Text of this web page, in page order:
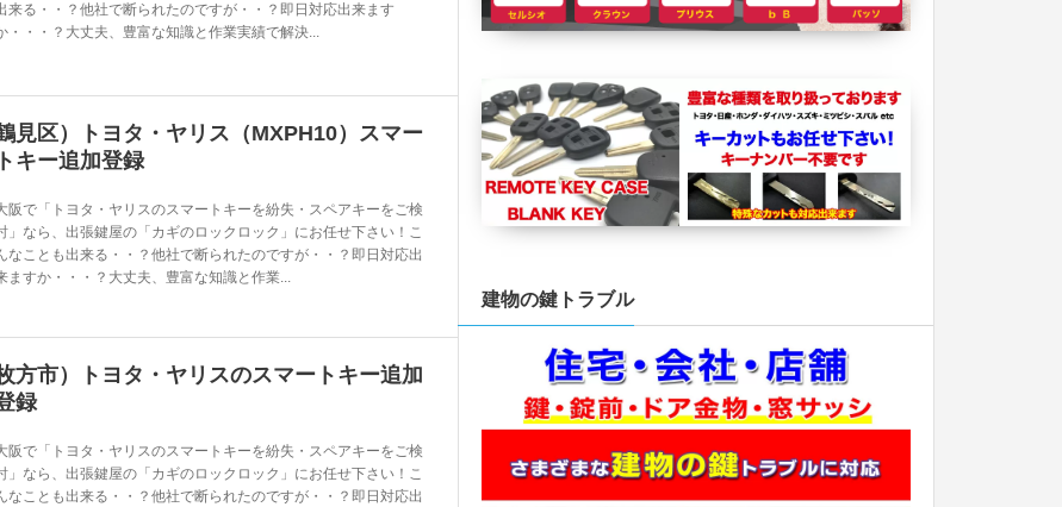
来る・・？他社で断られたのですが・・？即日対応出来ます
・・・？大丈夫、豊富な知識と作業実績で解決...
見区）トヨタ・ヤリス（MXPH10）スマー
トキー追加登録
阪で「トヨタ・ヤリスのスマートキーを紛失・スペアキーをご検
」なら、出張鍵屋の「カギのロックロック」にお任せ下さい！こ
なことも出来る・・？他社で断られたのですが・・？即日対応出
ますか・・・？大丈夫、豊富な知識と作業...
方市）トヨタ・ヤリスのスマートキー追加
録
阪で「トヨタ・ヤリスのスマートキーを紛失・スペアキーをご検
」なら、出張鍵屋の「カギのロックロック」にお任せ下さい！こ
なことも出来る・・？他社で断られたのですが・・？即日対応出
建物の鍵トラブル